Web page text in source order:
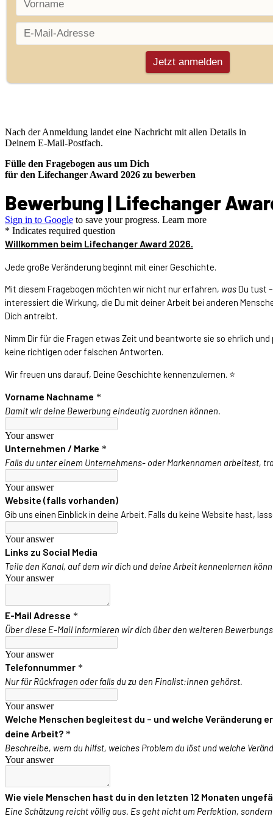
Nach der Anmeldung landet eine Nachricht mit allen Details in
Deinem E-Mail-Postfach.
Fülle den Fragebogen aus um Dich
für den Lifechanger Award 2026 zu bewerben